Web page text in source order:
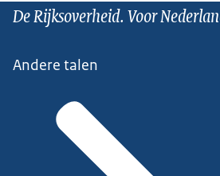
De Rijksoverheid. Voor
Andere talen